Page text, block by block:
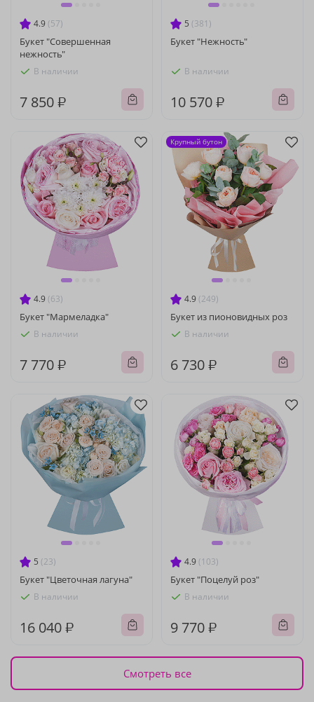
4.9 (57)
Букет "Совершенная
нежность"
В наличии
7 850 ₽
5 (381)
Букет "Нежность"
В наличии
10 570 ₽
4.9 (63)
Букет "Мармеладка"
В наличии
7 770 ₽
4.9 (249)
Букет из пионовидных роз
В наличии
6 730 ₽
Крупный бутон
5 (23)
Букет "Цветочная лагуна"
В наличии
16 040 ₽
4.9 (103)
Букет "Поцелуй роз"
В наличии
9 770 ₽
Смотреть все